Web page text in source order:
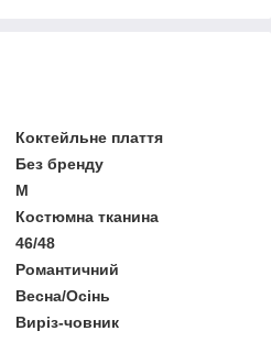
Коктейльне плаття
Без бренду
M
Костюмна тканина
46/48
Романтичний
Весна/Осінь
Виріз-човник